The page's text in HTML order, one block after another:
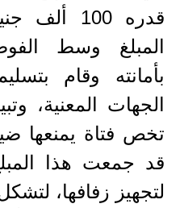
قدره 100
المبلغ وسط
بأمانته وقام
الجهات المعنية،
تخص فتاة يمنعها
قد جمعت هذا
لتجهيز زفافها،